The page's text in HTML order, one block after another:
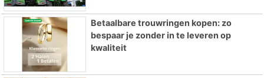
Betaalbare trouwringen kopen: zo
bespaar je zonder in te leveren op
kwaliteit